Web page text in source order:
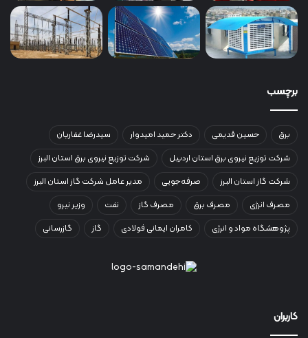
برچسب
برق حسین قدیمی دکتر حمید امیدوار
سیدرضا غفاریان
شرکت توزیع نیروی برق استان اردبیل
شرکت توزیع نیروی برق استان البرز
شرکت گاز استان البرز
صرفه‌جویی
مدیر عامل شرکت گاز استان البرز
مصرف انرژی
مصرف برق مصرف گاز نفت
وزیر نیرو
پژوهشگاه مواد و انرژی
کامران ایمانی فولادی گاز گازرسانی
کاربران